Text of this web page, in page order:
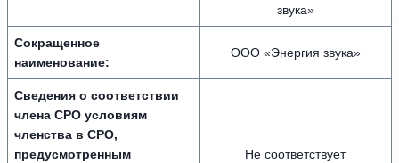
звука»
Сокращенное
наименование:
ООО «Энергия звука»
Сведения о соответствии
члена СРО условиям
членства в СРО,
предусмотренным
Не соответствует